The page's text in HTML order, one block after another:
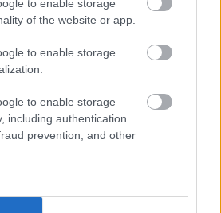
to enable storage
of the website or app.
to enable storage
to enable storage
including authentication
prevention, and other